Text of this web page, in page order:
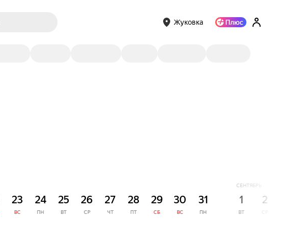
Жуковка
23
ВС
24
ПН
25
ВТ
26
СР
27
ЧТ
28
ПТ
29
СБ
30
ВС
31
ПН
СЕНТЯБРЬ
1
ВТ
2